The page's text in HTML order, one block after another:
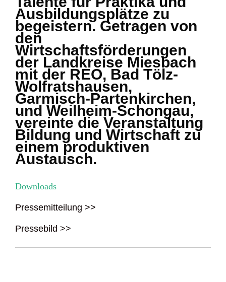
Ausbildungsplätze zu
begeistern. Getragen von
den
Wirtschaftsförderungen
der Landkreise Miesbach
mit der REO, Bad Tölz-
Wolfratshausen,
Garmisch-Partenkirchen,
und Weilheim-Schongau,
vereinte die Veranstaltung
Bildung und Wirtschaft zu
einem produktiven
Austausch.
Downloads
Pressemitteilung >>
Pressebild >>